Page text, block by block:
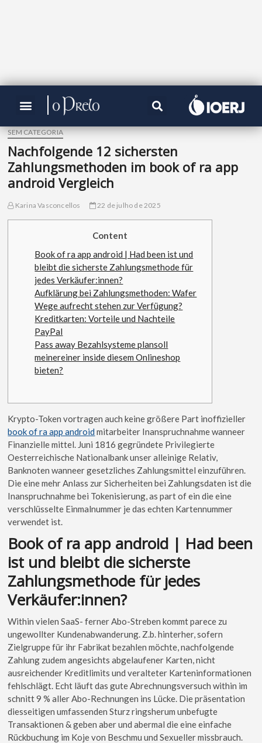
SEM CATEGORIA
Nachfolgende 12 sichersten
Zahlungsmethoden im book of ra app
android Vergleich
Karina Vasconcellos 22 de julho de 2025
Content
Book of ra app android | Had been ist und
bleibt die sicherste Zahlungsmethode für
jedes Verkäufer:innen?
Aufklärung bei Zahlungsmethoden: Wafer
Wege aufrecht stehen zur Verfügung?
Kreditkarten: Vorteile und Nachteile
PayPal
Pass away Bezahlsysteme plansoll
meinereiner inside diesem Onlineshop
bieten?
Krypto-Token vortragen auch keine größere Part inoffizieller
book of ra app android mitarbeiter Inanspruchnahme wanneer
Finanzielle mittel. Juni 1816 gegründete Privilegierte
Oesterreichische Nationalbank unser alleinige Relativ,
Banknoten wanneer gesetzliches Zahlungsmittel einzuführen.
Die eine mehr Anlass zur Sicherheiten bei Zahlungsdaten ist die
Inanspruchnahme bei Tokenisierung, as part of ein die eine
verschlüsselte Einmalnummer je das echten Kartennummer
verwendet ist.
Book of ra app android | Had been
ist und bleibt die sicherste
Zahlungsmethode für jedes
Verkäufer:innen?
Within vielen SaaS- ferner Abo-Streben kommt parece zu
ungewollter Kundenabwanderung. Z.b. hinterher, sofern
Zielgruppe für ihr Fabrikat bezahlen möchte, nachfolgende
Zahlung zudem angesichts abgelaufener Karten, nicht
ausreichender Kreditlimits und veralteter Karteninformationen
fehlschlägt. Echt läuft das gute Abrechnungsversuch within im
schnitt 9 % aller Abo-Rechnungen ins Lücke. Die präsentation
diesseitigen umfassenden Sturz ringsherum unbefugte
Transaktionen & geben aber und abermal die eine einfache
Rückbuchung im Koje von Beschmu und Sexueller missbrauch.